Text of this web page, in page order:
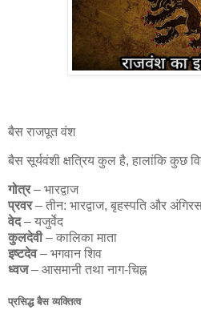
बैस राजपूत वंश
बैस सूर्यवंशी क्षत्रिय कुल है, हालांकि कुछ
गोत्र– भारद्वाज
प्रवर– तीन: भारद्वाज, बृहस्पति और
वेद– यजुर्वेद
कुलदेवी– कालिका माता
इष्टदेव– भगवान शिव
ध्वज– आसमानी तथा नाग-चिह्न
प्रसिद्ध बैस व्यक्तित्व